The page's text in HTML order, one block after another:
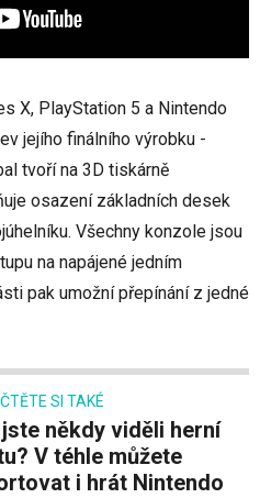
X, PlayStation 5 a Nintendo
jejího finálního výrobku -
tvoří na 3D tiskárně
osazení základních desek
Všechny konzole jsou
na napájené jedním
pak umožní přepínání z jedné
SI TAKÉ
V téhle můžete
i hrát Nintendo